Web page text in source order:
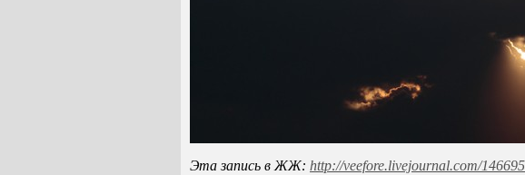
Эта запись в ЖЖ: http://veefore.livejournal.com/